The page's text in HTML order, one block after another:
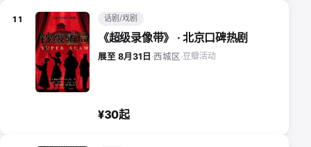
11 话剧/戏剧
《超级录像带》 · 北京口碑热剧
展至 8月31日 ·西城区·豆瓣活动
¥30起